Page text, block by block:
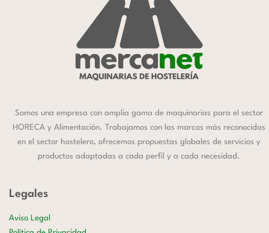
Somos una empresa con amplia gama de maquinarias para el sector
HORECA y Alimentación. Trabajamos con las marcas más reconocidas
en el sector hostelero, ofrecemos propuestas globales de servicios y
productos adaptadas a cada perfil y a cada necesidad.
Legales
Aviso Legal